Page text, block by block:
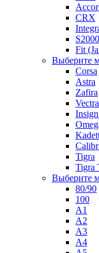
CRX
S2000
Fit
Выберите
Corsa
Astra
Zafira
Vectra
Tigra
Tigra
Выберите
80/90
100
A1
A2
A3
A4